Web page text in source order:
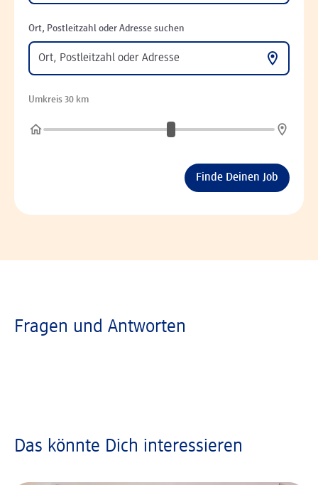
Ort, Postleitzahl oder Adresse suchen
Umkreis 30 km
Finde Deinen Job
Fragen und Antworten
Das könnte Dich interessieren